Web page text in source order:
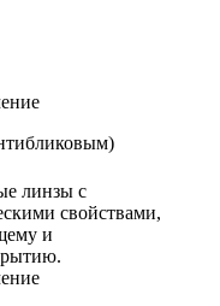
линзы с
свойствами,
и